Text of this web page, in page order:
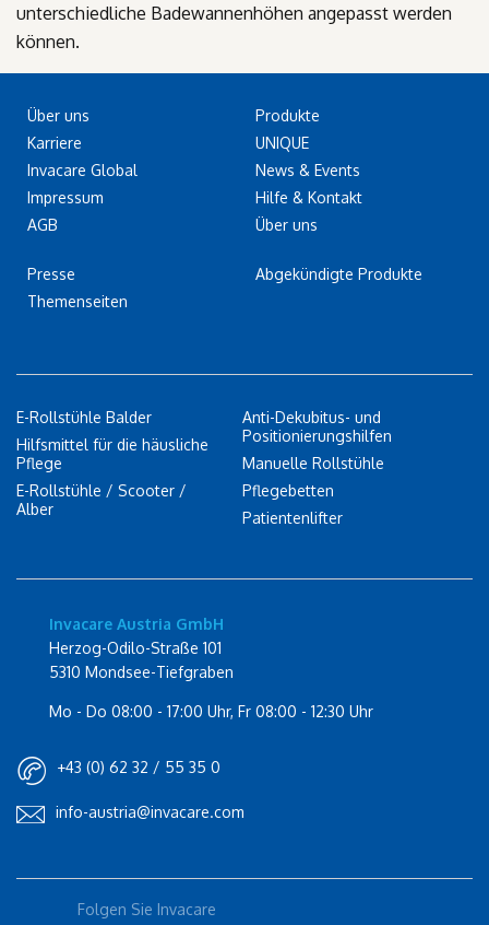
unterschiedliche Badewannenhöhen angepasst werden
können.
Über uns
Karriere
Invacare Global
Impressum
AGB
Presse
Themenseiten
Produkte
UNIQUE
News & Events
Hilfe & Kontakt
Über uns
Abgekündigte Produkte
E-Rollstühle Balder
Hilfsmittel für die häusliche
Pflege
E-Rollstühle / Scooter /
Alber
Anti-Dekubitus- und
Positionierungshilfen
Manuelle Rollstühle
Pflegebetten
Patientenlifter
Invacare Austria GmbH
Herzog-Odilo-Straße 101
5310 Mondsee-Tiefgraben
Mo - Do 08:00 - 17:00 Uhr, Fr 08:00 - 12:30 Uhr
+43 (0) 62 32 / 55 35 0
info-austria@invacare.com
Folgen Sie Invacare
Rolli-Community